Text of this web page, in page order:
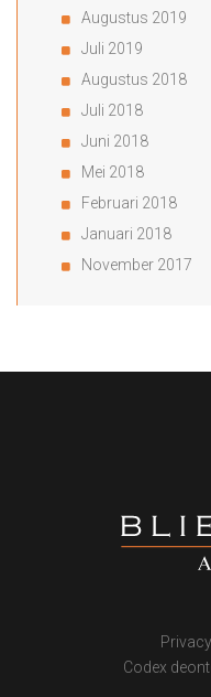
Augustus 2019
Juli 2019
Augustus 2018
Juli 2018
Juni 2018
Mei 2018
Februari 2018
Januari 2018
November 2017
Codex